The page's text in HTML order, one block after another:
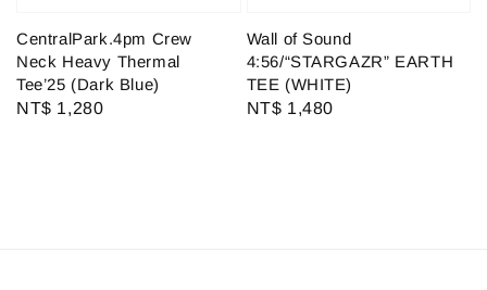
CentralPark.4pm Crew
Neck Heavy Thermal
Tee’25 (Dark Blue)
Regular
NT$ 1,280
Wall of Sound
4:56/“STARGAZR” EARTH
TEE (WHITE)
Regular
NT$ 1,480